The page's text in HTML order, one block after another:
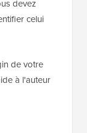
devez
celui
de votre
à l'auteur